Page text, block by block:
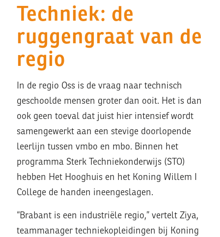
Techniek: de
ruggengraat van de
regio
In de regio Oss is de vraag naar technisch
geschoolde mensen groter dan ooit. Het is dan
ook geen toeval dat juist hier intensief wordt
samengewerkt aan een stevige doorlopende
leerlijn tussen vmbo en mbo. Binnen het
programma Sterk Techniekonderwijs(STO)
hebben Het Hooghuis en het Koning Willem I
College de handen ineengeslagen.
“Brabant is een industriële regio,” vertelt Ziya,
teammanager techniekopleidingen bij Koning